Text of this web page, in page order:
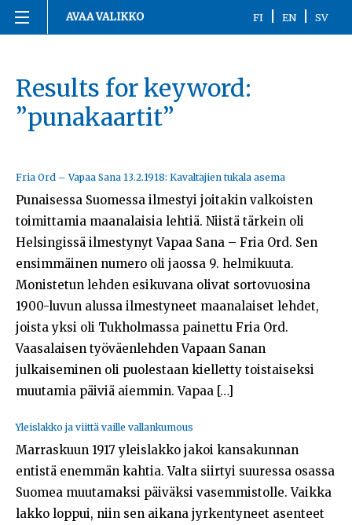
AVAA VALIKKO FI EN| SV
1863-1916
1919-1920
1921-2020
Kronologia
Henkilöt
Opiskelijat
Haku:
Results for keyword:
”punakaartit”
Fria Ord – Vapaa Sana 13.2.1918: Kavaltajien tukala asema
Punaisessa Suomessa ilmestyi joitakin valkoisten
toimittamia maanalaisia lehtiä. Niistä tärkein oli
Helsingissä ilmestynyt Vapaa Sana – Fria Ord. Sen
ensimmäinen numero oli jaossa 9. helmikuuta.
Monistetun lehden esikuvana olivat sortovuosina
1900-luvun alussa ilmestyneet maanalaiset lehdet,
joista yksi oli Tukholmassa painettu Fria Ord.
Vaasalaisen työväenlehden Vapaan Sanan
julkaiseminen oli puolestaan kielletty toistaiseksi
muutamia päiviä aiemmin. Vapaa […]
Yleislakko ja viittä vaille vallankumous
Marraskuun 1917 yleislakko jakoi kansakunnan
entistä enemmän kahtia. Valta siirtyi suuressa osassa
Suomea muutamaksi päiväksi vasemmistolle. Vaikka
lakko loppui, niin sen aikana jyrkentyneet asenteet